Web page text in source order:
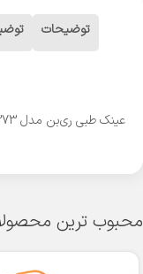
توضیحات
عینک طبی ری‌بن مدل RB1373
محبوب ترین